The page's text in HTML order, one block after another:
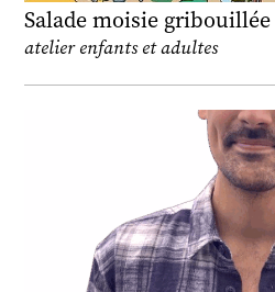
Salade moisie gribouillée
atelier enfants et adultes